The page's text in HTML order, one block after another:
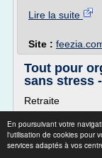
En poursuivant votre
l'utilisation de cookies pour
services adaptés à vos
Lire la suite
Site :
Tout pour
sans stress
Retraite
Feter la retraite
C'est un